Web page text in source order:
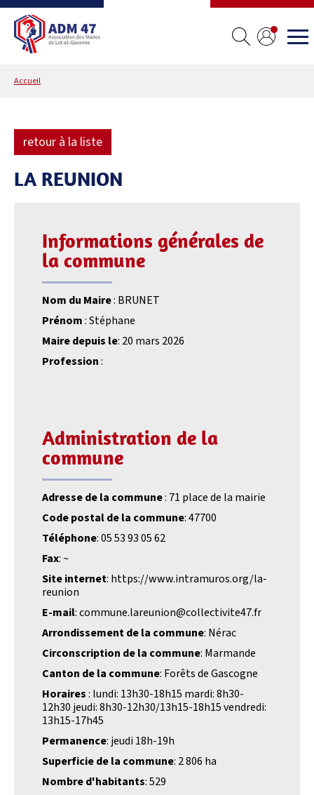
Accueil
retour à la liste
LA REUNION
Informations générales de
la commune
Nom du Maire: BRUNET
Prénom: Stéphane
Maire depuis le: 20 mars 2026
Profession:
Administration de la
commune
Adresse de la commune: 71 place de la mairie
Code postal de la commune: 47700
Téléphone: 05 53 93 05 62
Fax: ~
Site internet: https://www.intramuros.org/la-
reunion
E-mail: commune.lareunion@collectivite47.fr
Arrondissement de la commune: Nérac
Circonscription de la commune: Marmande
Canton de la commune: Forêts de Gascogne
Horaires: lundi: 13h30-18h15 mardi: 8h30-
12h30 jeudi: 8h30-12h30/13h15-18h15 vendredi:
13h15-17h45
Permanence: jeudi 18h-19h
Superficie de la commune: 2 806 ha
Nombre d'habitants: 529